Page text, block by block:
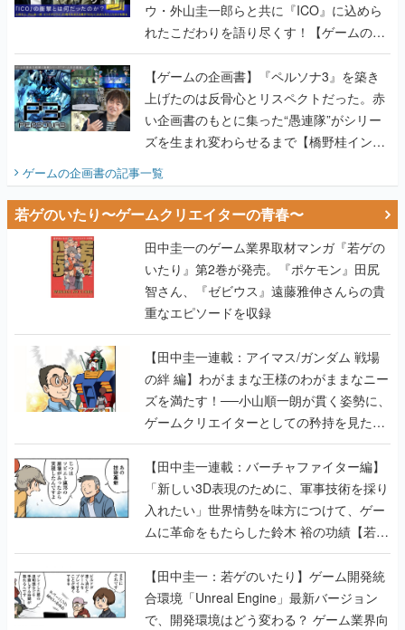
ウ・外山圭一郎らと共に『ICO』に込めら
れたこだわりを語り尽くす！【ゲームの企
画書】
【ゲームの企画書】『ペルソナ3』を築き
上げたのは反骨心とリスペクトだった。赤
い企画書のもとに集った“愚連隊”がシリー
ズを生まれ変わらせるまで【橋野桂インタ
ビュー】
ゲームの企画書の記事一覧
若ゲのいたり〜ゲームクリエイターの青春〜
田中圭一のゲーム業界取材マンガ『若ゲの
いたり』第2巻が発売。『ポケモン』田尻
智さん、『ゼビウス』遠藤雅伸さんらの貴
重なエピソードを収録
【田中圭一連載：アイマス/ガンダム 戦場
の絆 編】わがままな王様のわがままなニー
ズを満たす！──小山順一朗が貫く姿勢に、
ゲームクリエイターとしての矜持を見た
【若ゲのいたり最終回】
【田中圭一連載：バーチャファイター編】
「新しい3D表現のために、軍事技術を採り
入れたい」世界情勢を味方につけて、ゲー
ムに革命をもたらした鈴木 裕の功績【若ゲ
のいたり】
【田中圭一：若ゲのいたり】ゲーム開発統
合環境「Unreal Engine」最新バージョン
で、開発環境はどう変わる？ ゲーム業界向